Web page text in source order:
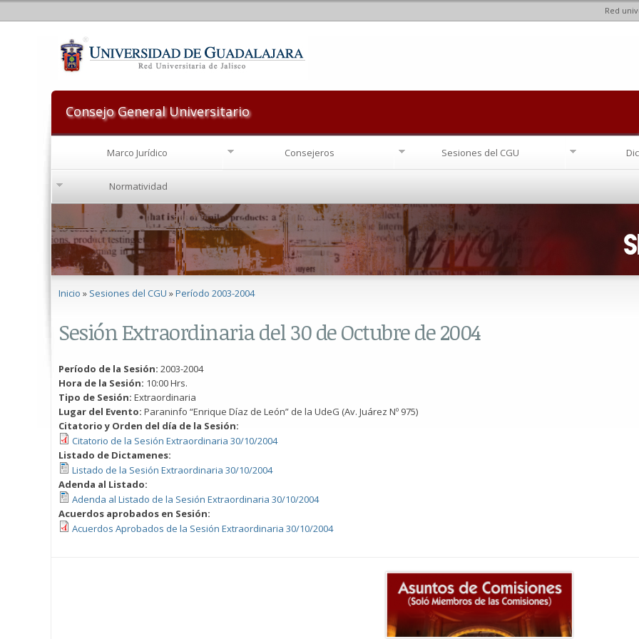
Red
Consejo General Universitario
Marco Jurídico Consejeros Sesiones del CGU
Normatividad
Inicio » Sesiones del CGU »Período 2003-2004
Sesión Extraordinaria del 30 de Octubre de 2004
Período de la Sesión: 2003-2004
Hora de la Sesión: 10:00 Hrs.
Tipo de Sesión: Extraordinaria
Lugar del Evento: Paraninfo “Enrique Díaz de León” de la UdeG (Av. Juárez Nº 975)
Citatorio y Orden del día de la Sesión:
Citatorio de la Sesión Extraordinaria 30/10/2004
Listado de Dictamenes:
Listado de la Sesión Extraordinaria 30/10/2004
Adenda al Listado:
Adenda al Listado de la Sesión Extraordinaria 30/10/2004
Acuerdos aprobados en Sesión:
Acuerdos Aprobados de la Sesión Extraordinaria 30/10/2004